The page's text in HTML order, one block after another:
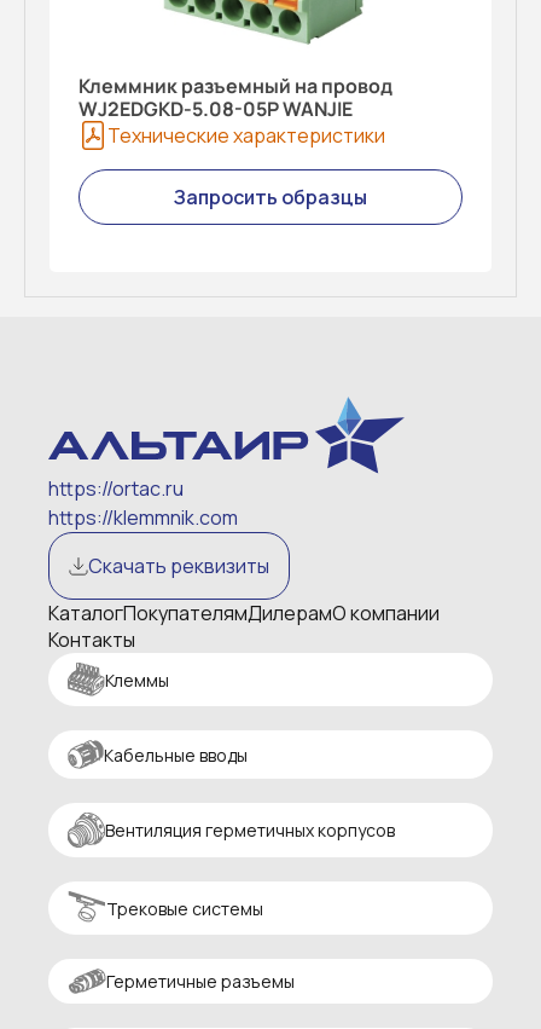
Клеммник разъемный на провод
WJ2EDGKD-5.08-05P WANJIE
Технические характеристики
Запросить образцы
https://ortac.ru
https://klemmnik.com
Скачать реквизиты
КаталогПокупателямДилерамО компании
Контакты
Клеммы
Кабельные вводы
Вентиляция герметичных корпусов
Трековые системы
Герметичные разъемы